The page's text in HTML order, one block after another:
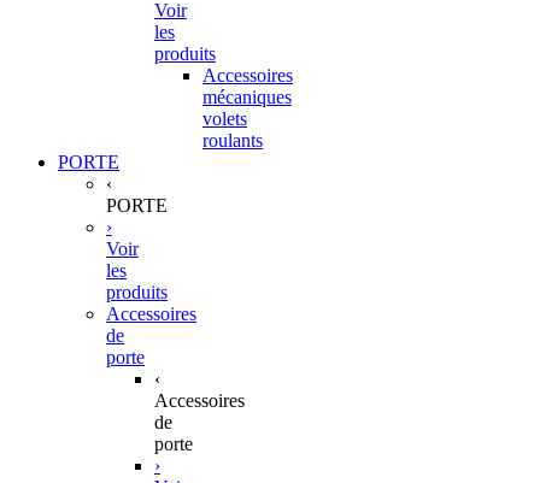
Voir
les
produits
Accessoires
mécaniques
volets
roulants
PORTE
‹
PORTE
›
Voir
les
produits
Accessoires
de
porte
‹
Accessoires
de
porte
›